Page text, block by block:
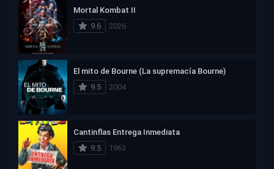
Mortal Kombat II
9.6
2026
El mito de Bourne (La supremacía Bourne)
9.5
2004
Cantinflas Entrega Inmediata
9.5
1963